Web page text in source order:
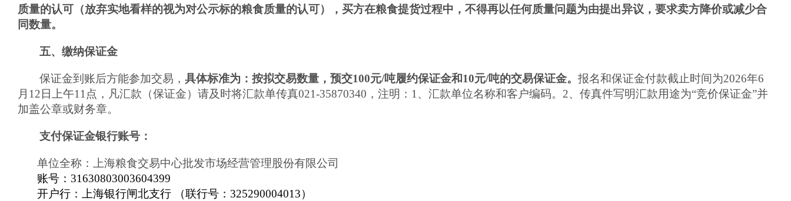
质量的认可（放弃实地看样的视为对公示标的粮食质量的认可），买方在粮食提货过程中，不得再以任何质量问题为由提出异议，要求卖方降价或减少合
同数量。
五、缴纳保证金
保证金到账后方能参加交易，具体标准为：按拟交易数量，预交100元/吨履约保证金和10元/吨的交易保证金。报名和保证金付款截止时间为2026年6
月 12 日 上午11点，凡汇款（保证金）请及时将汇款单传真021-35870340，注明：1、汇款单位名称和客户编码。2、 传真件写明汇款用途为“竞价保证金”并
加盖公章或财务章。
支付保证金银行账号：
单位全称：上海粮食交易中心批发市场经营管理股份有限公司
账号：31630803003604399
开户行：上海银行闸北支行 （联行号：325290004013）